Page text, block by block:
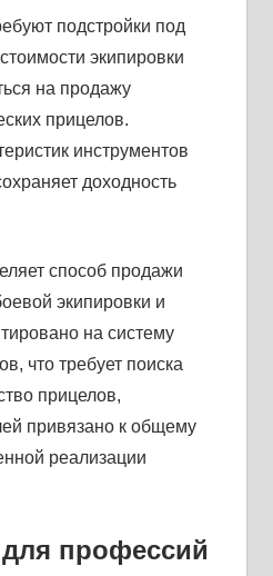
подстройки под
экипировки
на продажу
прицелов.
инструментов
доходность
способ продажи
экипировки и
на систему
что требует поиска
прицелов,
привязано к общему
реализации
профессий